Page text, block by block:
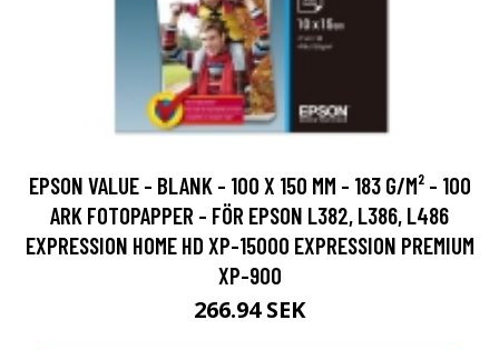
EPSON VALUE - BLANK - 100 X 150 MM - 183 G/M² - 100
ARK FOTOPAPPER - FÖR EPSON L382, L386, L486
EXPRESSION HOME HD XP-15000 EXPRESSION PREMIUM
XP-900
266.94 SEK